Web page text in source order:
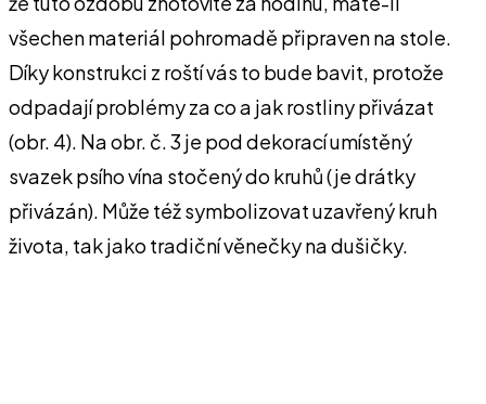
všechen materiál pohromadě připraven na stole.
Díky konstrukci z roští vás to bude bavit, protože
odpadají problémy za co a jak rostliny přivázat
(obr. 4). Na obr. č. 3 je pod dekorací umístěný
svazek psího vína stočený do kruhů (je drátky
přivázán). Může též symbolizovat uzavřený kruh
života, tak jako tradiční věnečky na dušičky.